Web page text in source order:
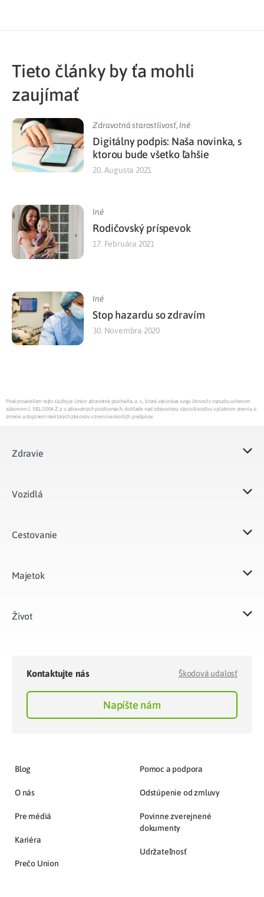
Tieto články by ťa mohli
zaujímať
Zdravotná starostlivosť, Iné
Digitálny podpis: Naša novinka, s
ktorou bude všetko ľahšie
20. Augusta 2021
Iné
Rodičovský príspevok
17. Februára 2021
Iné
Stop hazardu so zdravím
30. Novembra 2020
Poskytovateľom tejto služby je Union zdravotná poisťovňa, a. s., ktorá vykonáva svoju činnosť v rozsahu určenom
zákonom č. 581/2004 Z.z. o zdravotných poisťovniach, dohľade nad zdravotnou starostlivosťou v platnom znení a o
zmene a doplnení niektorých zákonov v znení neskorších predpisov.
Zdravie
Vozidlá​
Cestovanie
Majetok​
Život​
Kontaktujte nás Škodová udalosť
Napíšte nám
Blog
O nás
Pre médiá
Kariéra
Prečo Union
Pomoc a podpora
Odstúpenie od zmluvy
Povinne zverejnené
dokumenty
Udržateľnosť